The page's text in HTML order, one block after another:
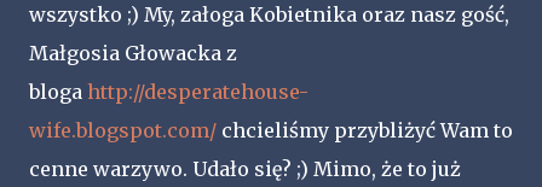
wszystko ;) My, załoga Kobietnika oraz nasz gość,
Małgosia Głowacka z
bloga http://desperatehouse-
wife.blogspot.com/ chcieliśmy przybliżyć Wam to
cenne warzywo. Udało się? ;) Mimo, że to już